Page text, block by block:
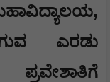
,
ಎರಡು
ಪ್ರವೇಶಾತಿಗೆ